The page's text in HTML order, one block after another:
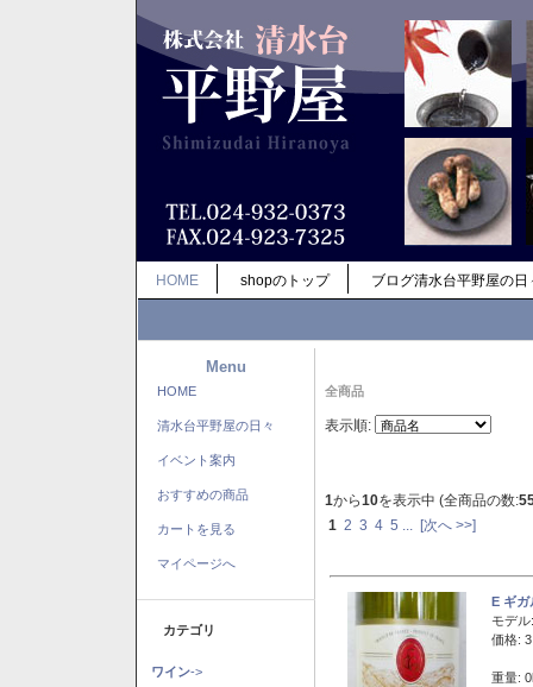
HOME shopのトップ ブログ清水台平野屋の日
Menu
HOME
清水台平野屋の日々
イベント案内
おすすめの商品
カートを見る
マイページへ
カテゴリ
ワイン->
全商品
表示順:
1から10を表示中 (全商品の数:
1 2 3 4 5 [次へ >>]
E ギ
モデル:
価格:
重量: